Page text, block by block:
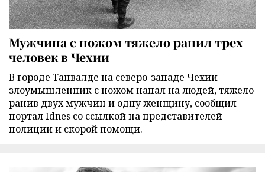
Мужчина с ножом тяжело ранил трех
человек в Чехии
В городе Танвалде на северо-западе Чехии
злоумышленник с ножом напал на людей, тяжело
ранив двух мужчин и одну женщину, сообщил
портал Idnes со ссылкой на представителей
полиции и скорой помощи.